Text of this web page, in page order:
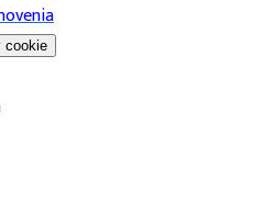
cookie